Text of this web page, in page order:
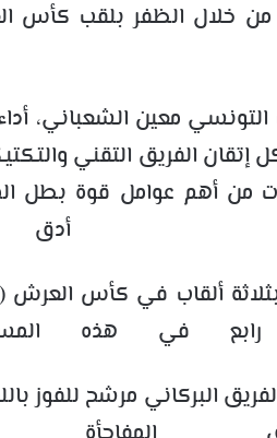
من خلال الظفر بلقب
معين الشعباني،
الفريق التقني
من أهم عوامل قوة بطل
أدق
في هذه
البركاني مرشح للفوز